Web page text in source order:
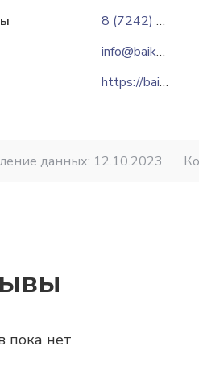
8 (7242) 55-11-40
info@baiken-u.kazatomprom.kz
https://baiken-u.kazatomprom.kz
данных: 12.10.2023
пока нет